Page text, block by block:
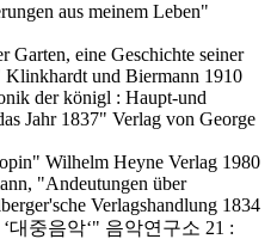
aus meinem Leben"
Garten, eine Geschichte seiner
Klinkhardt und Biermann 1910
der königl : Haupt-und
Jahr 1837" Verlag von George
Wilhelm Heyne Verlag 1980
"Andeutungen über
Verlagshandlung 1834
대중음악‘" 음악연구소 21 :